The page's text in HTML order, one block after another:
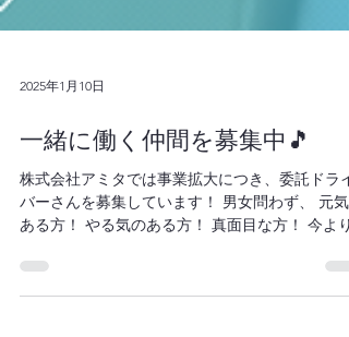
2025年1月10日
一緒に働く仲間を募集中🎵
株式会社アミタでは事業拡大につき、委託ドライ
ある方！ やる気のある方！ 真面目な方！ 今より
収入を増やしたい方！ 副業を考えている方！ １